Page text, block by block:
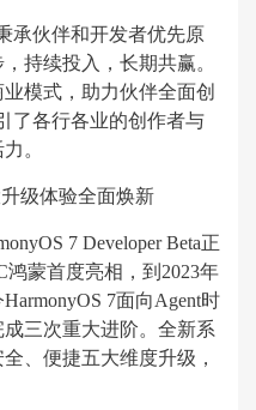
承伙伴和开发者优先原
持续投入，长期共赢。
模式，助力伙伴全面创
了各行各业的创作者与
。
级体验全面焕新
7 Developer Beta正
蒙首度亮相，到2023年
7面向Agent时
三次重大进阶。全新系
、便捷五大维度升级，